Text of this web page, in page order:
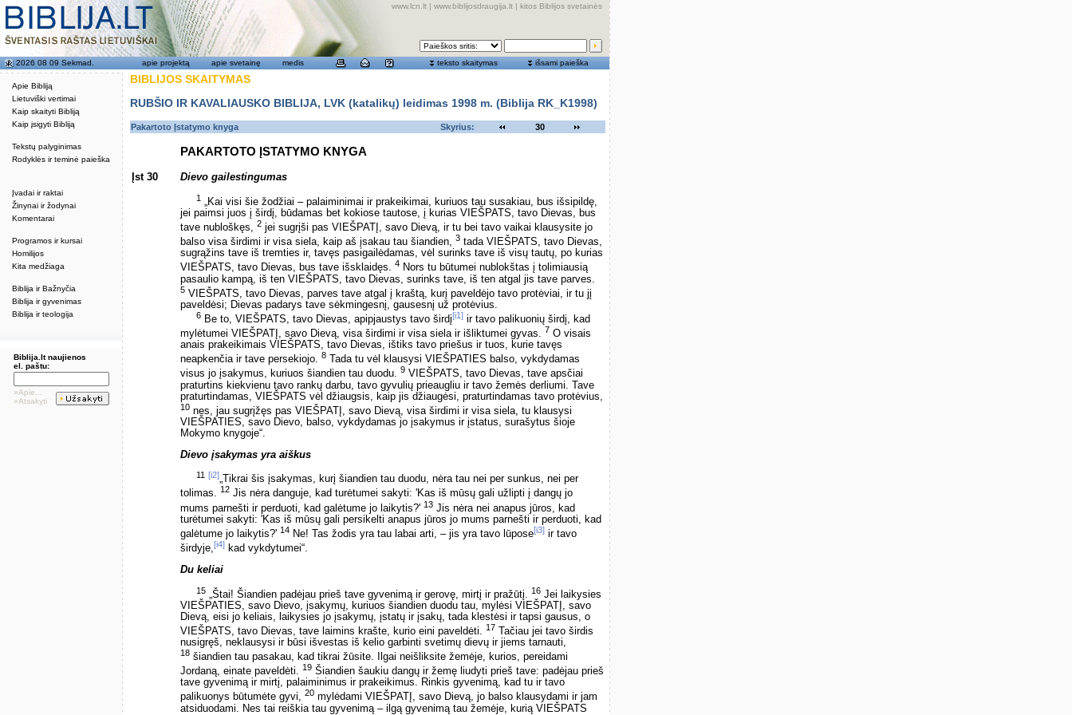
Apie Bibliją
Lietuviški vertimai
Kaip skaityti Bibliją
Kaip įsigyti Bibliją
Tekstų palyginimas
Rodyklės ir teminė paieška
Įvadai ir raktai
Žinynai ir žodynai
Komentarai
Programos ir kursai
Homilijos
Kita medžiaga
Biblija ir Bažnyčia
Biblija ir gyvenimas
Biblija ir teologija
www.lcn.lt | www.biblijosdraugija.lt | kitos Biblijos svetainės
2026 08 09 Sekmad. apie projektą apie svetainę medis teksto skaitymas išsami paieška
Biblija.lt naujienos
el. paštu:
»Apie...
»Atsakyti
BIBLIJOS SKAITYMAS
RUBŠIO IR KAVALIAUSKO BIBLIJA, LVK (katalikų) leidimas 1998 m. (Biblija RK_K1998)
Pakartoto Įstatymo knyga Skyrius: 30
PAKARTOTO ĮSTATYMO KNYGA
Įst 30 Dievo gailestingumas
1 „Kai visi šie žodžiai – palaiminimai ir prakeikimai, kuriuos tau susakiau, bus išsipildę,
jei paimsi juos į širdį, būdamas bet kokiose tautose, į kurias VIEŠPATS, tavo Dievas, bus
tave nubloškęs, 2 jei sugrįši pas VIEŠPATĮ, savo Dievą, ir tu bei tavo vaikai klausysite jo
balso visa širdimi ir visa siela, kaip aš įsakau tau šiandien, 3 tada VIEŠPATS, tavo Dievas,
sugrąžins tave iš tremties ir, tavęs pasigailėdamas, vėl surinks tave iš visų tautų, po kurias
VIEŠPATS, tavo Dievas, bus tave išsklaidęs. 4 Nors tu būtumei nublokštas į tolimiausią
pasaulio kampą, iš ten VIEŠPATS, tavo Dievas, surinks tave, iš ten atgal jis tave parves.
5 VIEŠPATS, tavo Dievas, parves tave atgal į kraštą, kurį paveldėjo tavo protėviai, ir tu jį
paveldėsi; Dievas padarys tave sėkmingesnį, gausesnį už protėvius.
6 Be to, VIEŠPATS, tavo Dievas, apipjaustys tavo širdį[i1] ir tavo palikuonių širdį, kad
mylėtumei VIEŠPATĮ, savo Dievą, visa širdimi ir visa siela ir išliktumei gyvas. 7 O visais
anais prakeikimais VIEŠPATS, tavo Dievas, ištiks tavo priešus ir tuos, kurie tavęs
neapkenčia ir tave persekiojo. 8 Tada tu vėl klausysi VIEŠPATIES balso, vykdydamas
visus jo įsakymus, kuriuos šiandien tau duodu. 9 VIEŠPATS, tavo Dievas, tave apsčiai
praturtins kiekvienu tavo rankų darbu, tavo gyvulių prieaugliu ir tavo žemės derliumi. Tave
praturtindamas, VIEŠPATS vėl džiaugsis, kaip jis džiaugėsi, praturtindamas tavo protėvius,
10 nes, jau sugrįžęs pas VIEŠPATĮ, savo Dievą, visa širdimi ir visa siela, tu klausysi
VIEŠPATIES, savo Dievo, balso, vykdydamas jo įsakymus ir įstatus, surašytus šioje
Mokymo knygoje“.
Dievo įsakymas yra aiškus
11 [i2]„Tikrai šis įsakymas, kurį šiandien tau duodu, nėra tau nei per sunkus, nei per
tolimas. 12 Jis nėra danguje, kad turėtumei sakyti: 'Kas iš mūsų gali užlipti į dangų jo
mums parnešti ir perduoti, kad galėtume jo laikytis?' 13 Jis nėra nei anapus jūros, kad
turėtumei sakyti: 'Kas iš mūsų gali persikelti anapus jūros jo mums parnešti ir perduoti, kad
galėtume jo laikytis?' 14 Ne! Tas žodis yra tau labai arti, – jis yra tavo lūpose[i3] ir tavo
širdyje,[i4] kad vykdytumei“.
Du keliai
15 „Štai! Šiandien padėjau prieš tave gyvenimą ir gerovę, mirtį ir pražūtį. 16 Jei laikysies
VIEŠPATIES, savo Dievo, įsakymų, kuriuos šiandien duodu tau, mylėsi VIEŠPATĮ, savo
Dievą, eisi jo keliais, laikysies jo įsakymų, įstatų ir įsakų, tada klestėsi ir tapsi gausus, o
VIEŠPATS, tavo Dievas, tave laimins krašte, kurio eini paveldėti. 17 Tačiau jei tavo širdis
nusigręš, neklausysi ir būsi išvestas iš kelio garbinti svetimų dievų ir jiems tarnauti,
18 šiandien tau pasakau, kad tikrai žūsite. Ilgai neišliksite žemėje, kurios, pereidami
Jordaną, einate paveldėti. 19 Šiandien šaukiu dangų ir žemę liudyti prieš tave: padėjau prieš
tave gyvenimą ir mirtį, palaiminimus ir prakeikimus. Rinkis gyvenimą, kad tu ir tavo
palikuonys būtumėte gyvi, 20 mylėdami VIEŠPATĮ, savo Dievą, jo balso klausydami ir jam
atsiduodami. Nes tai reiškia tau gyvenimą – ilgą gyvenimą tau žemėje, kurią VIEŠPATS